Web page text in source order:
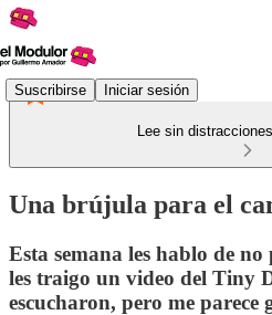
Suscribirse Iniciar sesión
Lee sin
Una brújula para el
Esta semana les hablo de
les traigo un video del Tiny
escucharon, pero me parece